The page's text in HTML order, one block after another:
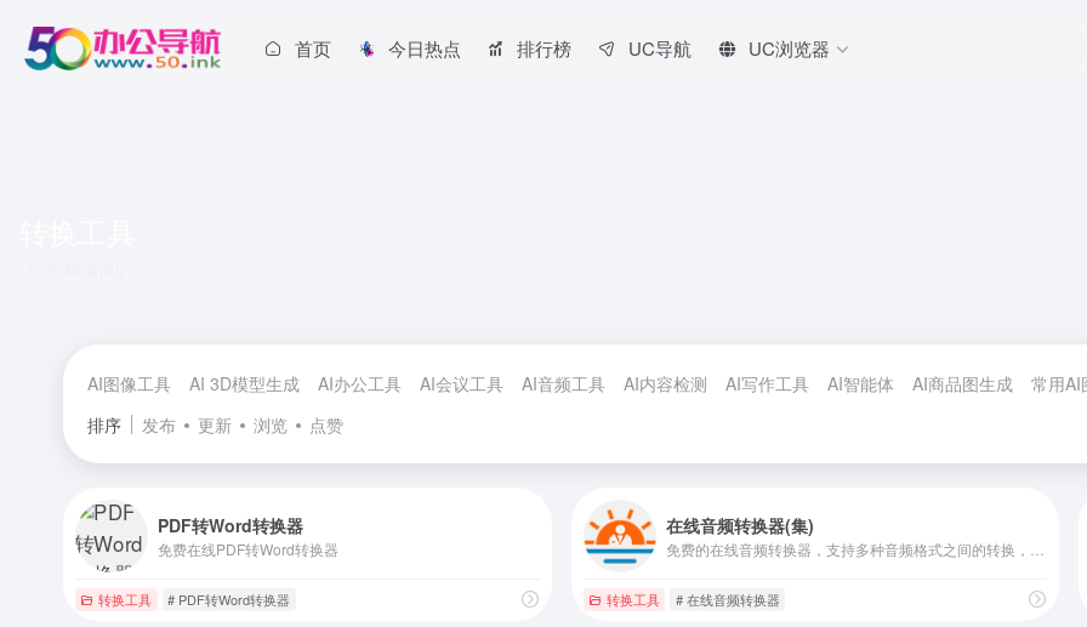
首页 今日热点 排行榜 UC导航 UC浏览器
AI图像工具 AI 3D模型生成 AI办公工具 AI会议工具 AI音频工具 AI内容检测 AI写作工具 AI智能体 AI商品图生成
常用AI
排序
发布 更新 浏览 点赞
PDF转Word转换器
免费在线PDF转Word转换器
转换工具 # PDF转Word转换器
在线音频转换器(集)
转换工具 # 在线音频转换器